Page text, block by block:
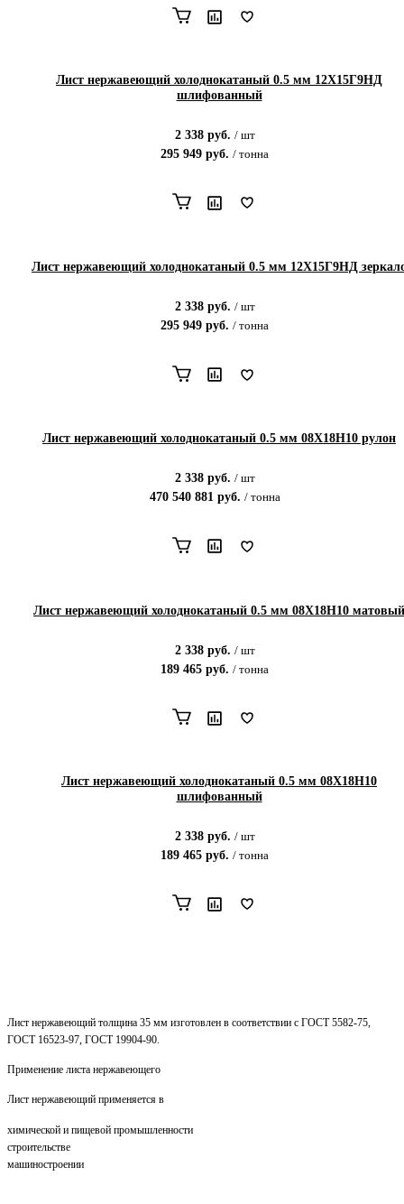
Лист нержавеющий холоднокатаный 0.5 мм 12X15Г9НД
шлифованный
2 338руб. / шт
295 949 руб. / тонна
Лист нержавеющий холоднокатаный 0.5 мм 12X15Г9НД
2 338руб. / шт
295 949 руб. / тонна
Лист нержавеющий холоднокатаный 0.5 мм 08Х18Н10 рулон
2 338руб. / шт
470 540 881руб. / тонна
Лист нержавеющий холоднокатаный 0.5 мм 08Х18Н10 матовый
2 338руб. / шт
189 465 руб. / тонна
Лист нержавеющий холоднокатаный 0.5 мм 08Х18Н10
шлифованный
2 338руб. / шт
189 465 руб. / тонна
Лист нержавеющий толщина 35 мм изготовлен в соответствии с ГОСТ 5582-75,
ГОСТ 16523-97, ГОСТ 19904-90.
Применение листа нержавеющего
Лист нержавеющий применяется в
химической и пищевой промышленности
строительстве
машиностроении